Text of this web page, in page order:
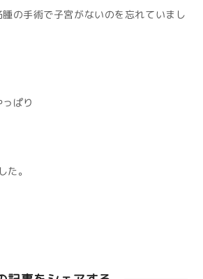
腫の手術で子宮がないのを忘れていまし
っぱり
た。